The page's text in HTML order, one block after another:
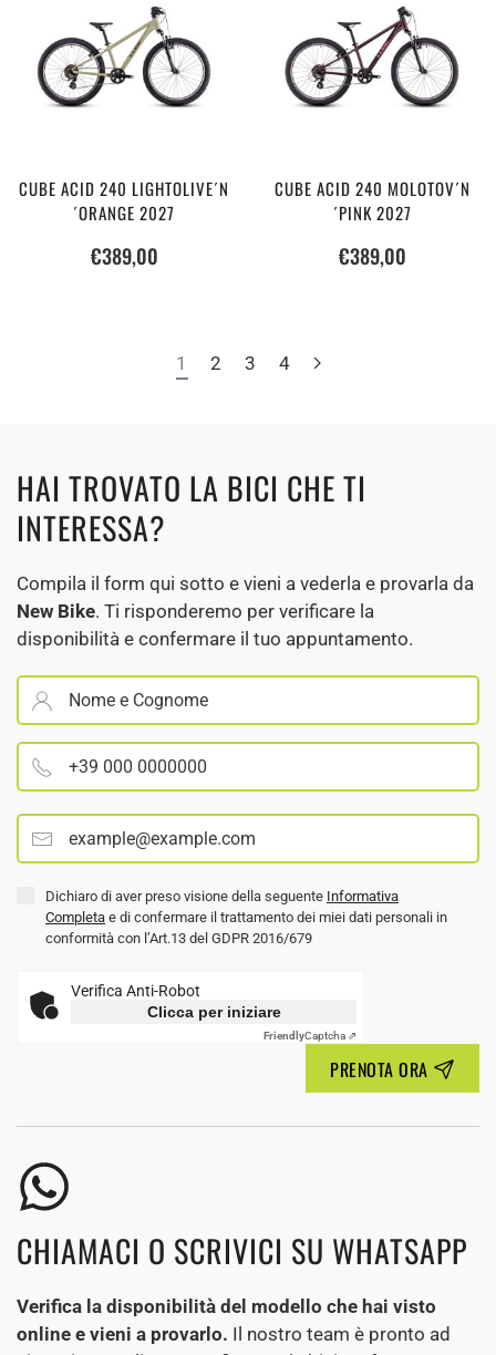
CUBE ACID 240 LIGHTOLIVE´N
´ORANGE 2027
€389,00
CUBE ACID 240 MOLOTOV´N
´PINK 2027
€389,00
1 2 3 4
HAI TROVATO LA BICI CHE TI
INTERESSA?
Compila il form qui sotto e vieni a vederla e provarla da
New Bike. Ti risponderemo per verificare la
disponibilità e confermare il tuo appuntamento.
Dichiaro di aver preso visione della seguente Informativa
Completa e di confermare il trattamento dei miei dati personali in
conformità con l’Art.13 del GDPR 2016/679
Verifica Anti-Robot
Clicca per iniziare
FriendlyCaptcha ⇗
PRENOTA ORA
CHIAMACI O SCRIVICI SU WHATSAPP
Verifica la disponibilità del modello che hai visto
online e vieni a provarlo. Il nostro team è pronto ad